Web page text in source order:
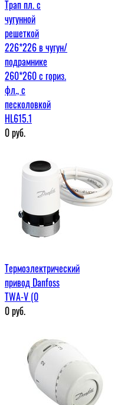
Трап пл. с
чугунной
решеткой
226*226 в чугун/
подрамнике
260*260 с гориз.
фл., с
песколовкой
HL615.1
0руб.
Термоэлектрический
привод Danfoss
TWA-V (0
0руб.